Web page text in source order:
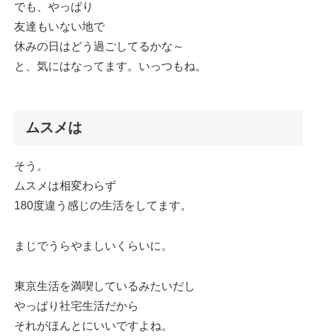
でも、やっぱり
友達もいない地で
休みの日はどう過ごしてるかな～
と、気にはなってます。いっつもね。
ムスメは
そう。
ムスメは相変わらず
180度違う感じの生活をしてます。
まじでうらやましいくらいに。
東京生活を満喫しているみたいだし
やっぱり社宅生活だから
それがほんとにいいですよね。